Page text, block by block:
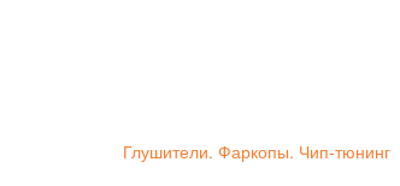
Глушители. Фаркопы. Чип-тюнинг